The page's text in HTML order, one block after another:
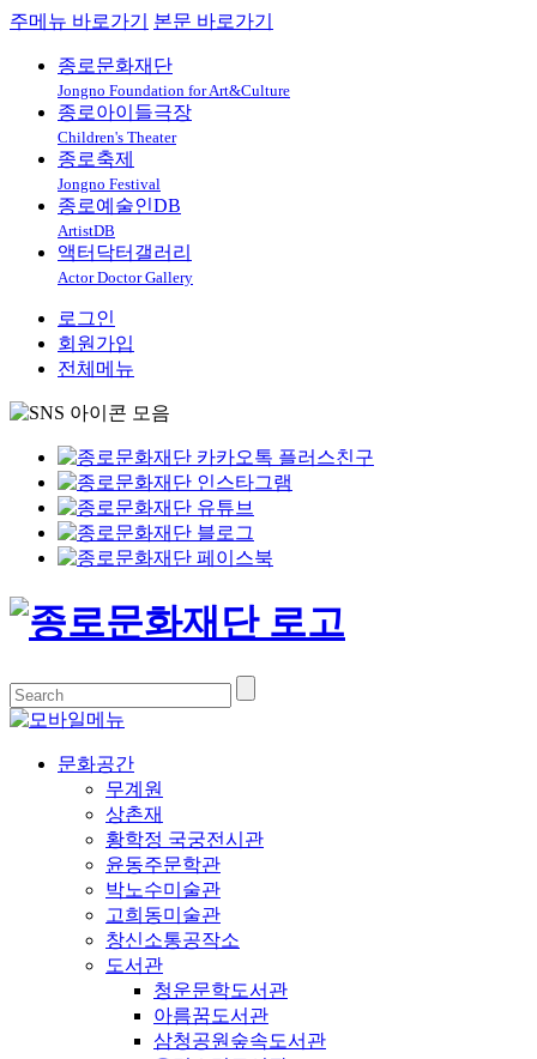
주메뉴 바로가기 본문 바로가기
종로문화재단
Jongno Foundation for Art&Culture
종로아이들극장
Children's Theater
종로축제
Jongno Festival
종로예술인DB
ArtistDB
액터닥터갤러리
Actor Doctor Gallery
로그인
회원가입
전체메뉴
문화공간
무계원
상촌재
황학정 국궁전시관
윤동주문학관
박노수미술관
고희동미술관
창신소통공작소
도서관
청운문학도서관
아름꿈도서관
삼청공원숲속도서관